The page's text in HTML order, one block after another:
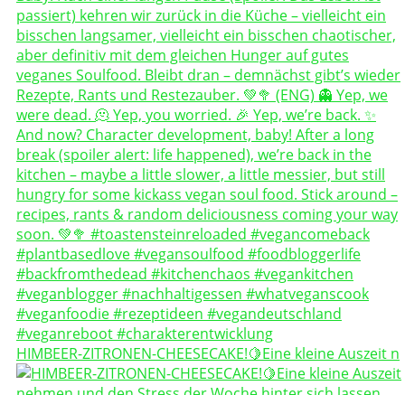
HIMBEER-ZITRONEN-CHEESECAKE!🍋Eine kleine Auszeit n